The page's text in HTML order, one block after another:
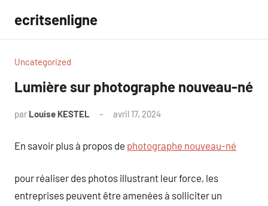
contenu
ecritsenligne
Uncategorized
Lumière sur photographe nouveau-né
par Louise KESTEL avril 17, 2024
En savoir plus à propos de photographe nouveau-né
pour réaliser des photos illustrant leur force, les
entreprises peuvent être amenées à solliciter un